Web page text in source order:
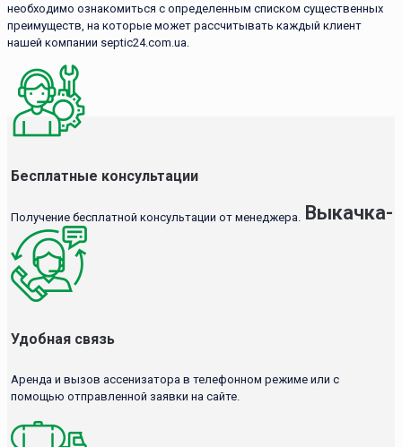
необходимо ознакомиться с определенным списком существенных
преимуществ, на которые может рассчитывать каждый клиент
нашей компании septic24.com.ua.
Бесплатные консультации
Получение бесплатной консультации от менеджера.
Удобная связь
Аренда и вызов ассенизатора в телефонном режиме или с
помощью отправленной заявки на сайте.
Выкачка-